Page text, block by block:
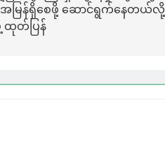
အမြန်ရှိစေဖို့ ဆောင်ရွက်နေတယ်လို့
ထုတ်ပြန်